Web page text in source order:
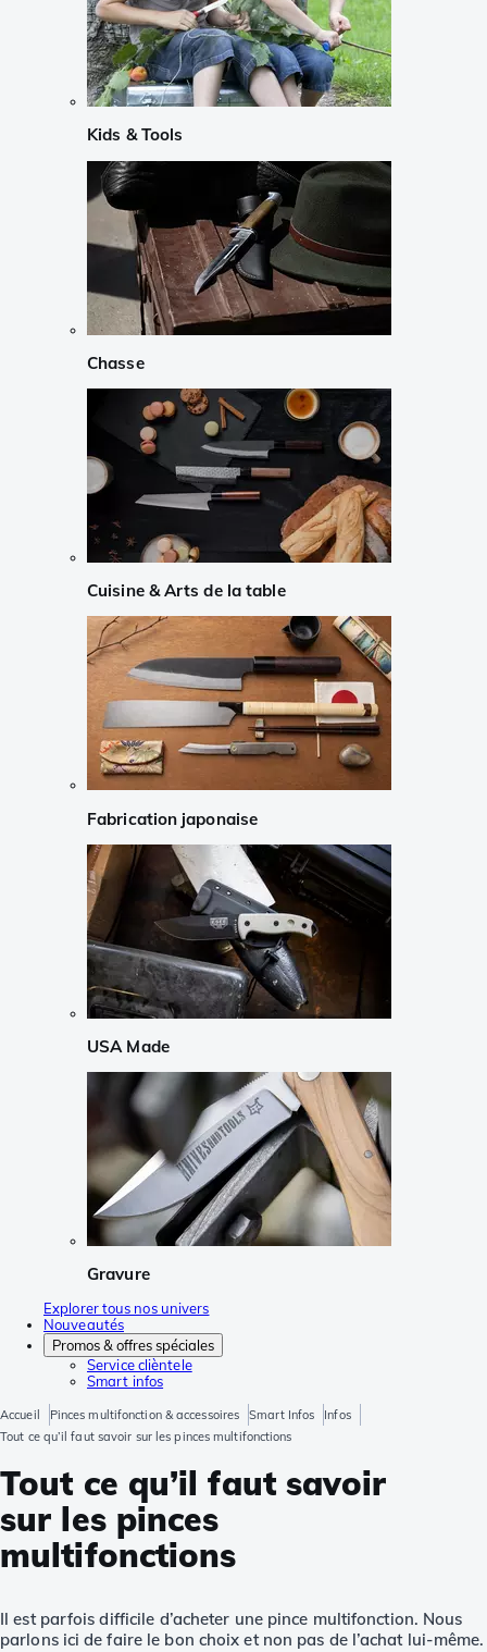
Kids & Tools
Chasse
Cuisine & Arts de la table
Fabrication japonaise
USA Made
Gravure
Explorer tous nos univers
Nouveautés
Promos & offres spéciales
Service clièntele
Smart infos
Accueil Pinces multifonction & accessoires Smart Infos
Infos
Tout ce qu’il faut savoir sur les pinces multifonctions
Tout ce qu’il faut savoir
sur les pinces
multifonctions
Il est parfois difficile d’acheter une pince multifonction. Nous
parlons ici de faire le bon choix et non pas de l’achat lui-même.